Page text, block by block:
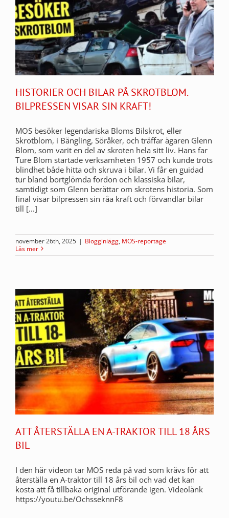
HISTORIER OCH BILAR PÅ SKROTBLOM.
BILPRESSEN VISAR SIN KRAFT!
MOS besöker legendariska Bloms Bilskrot, eller
Skrotblom, i Bängling, Söråker, och träffar ägaren Glenn
Blom, som varit en del av skroten hela sitt liv. Hans far
Ture Blom startade verksamheten 1957 och kunde trots
blindhet både hitta och skruva i bilar. Vi får en guidad
tur bland bortglömda fordon och klassiska bilar,
samtidigt som Glenn berättar om skrotens historia. Som
final visar bilpressen sin råa kraft och förvandlar bilar
till [...]
november 26th, 2025 | Blogginlägg, MOS-reportage
Läs mer
ATT ÅTERSTÄLLA EN A-TRAKTOR TILL 18 ÅRS
BIL
I den här videon tar MOS reda på vad som krävs för att
återställa en A-traktor till 18 års bil och vad det kan
kosta att få tillbaka original utförande igen. Videolänk
https://youtu.be/OchsseknnF8